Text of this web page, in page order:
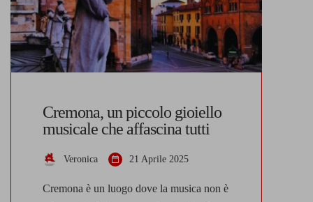
Cremona, un piccolo gioiello
musicale che affascina tutti
Veronica 21 Aprile 2025
Cremona è un luogo dove la musica non è